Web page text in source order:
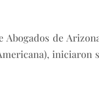
de
iniciaron